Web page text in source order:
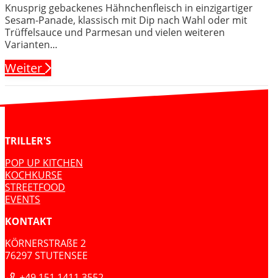
Knusprig gebackenes Hähnchenfleisch in einzigartiger
Sesam-Panade, klassisch mit Dip nach Wahl oder mit
Trüffelsauce und Parmesan und vielen weiteren
Varianten...
Weiter
TRILLER'S
POP UP KITCHEN
KOCHKURSE
STREETFOOD
EVENTS
KONTAKT
KÖRNERSTRAßE 2
76297 STUTENSEE